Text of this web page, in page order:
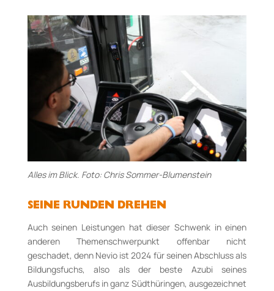
Alles im Blick. Foto: Chris Sommer-Blumenstein
SEINE RUNDEN DREHEN
Auch seinen Leistungen hat dieser Schwenk in einen
anderen Themenschwerpunkt offenbar nicht
geschadet, denn Nevio ist 2024 für seinen Abschluss als
Bildungsfuchs, also als der beste Azubi seines
Ausbildungsberufs in ganz Südthüringen, ausgezeichnet